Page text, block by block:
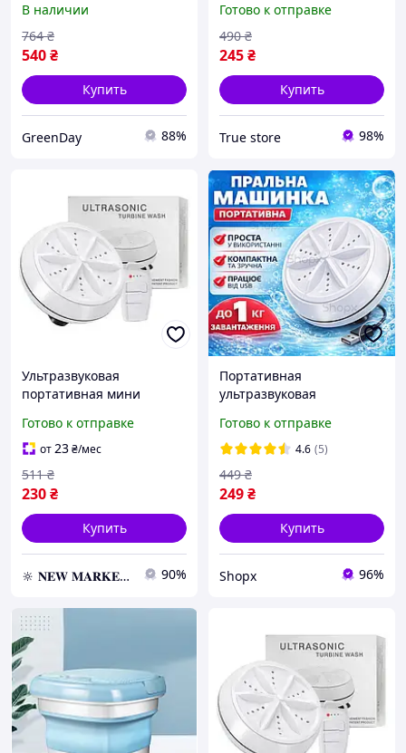
стиральная машинка
Turbine Wash Ultrasonic +
ведро (1857390621)
В наличии
540₴
764 ₴
Купить
GreenDay 88%
кабелем MA-2 USB для
путешествий и дома
Готово к отправке
245₴
490 ₴
Купить
True store 98%
Ультразвуковая
портативная мини
Usltrasonic Turbine Wash
от USB и повербанка
Готово к отправке
от23₴/мес
230₴
511 ₴
Купить
🔆 𝐍𝐄𝐖 𝐌𝐀𝐑𝐊𝐄𝐓 🔆 – Продукция премиум-класса от официального представителя! 90%
Портативная
ультразвуковая
ведра и миски с USB
мини стиральная
машина для путешествий
и дороги
Готово к отправке
4.6 (5)
249₴
449 ₴
Купить
Shopx 96%